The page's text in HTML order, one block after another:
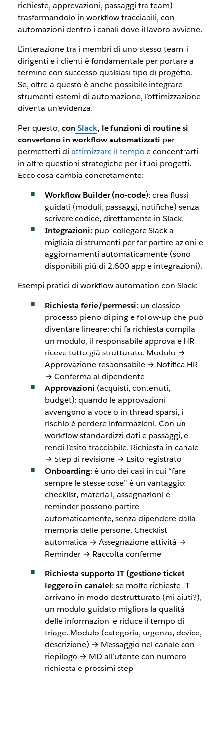
richieste, approvazioni, passaggi tra team)
trasformandolo in workflow tracciabili, con
automazioni dentro i canali dove il lavoro avviene.
L’interazione tra i membri di uno stesso team, i
dirigenti e i clienti è fondamentale per portare a
termine con successo qualsiasi tipo di progetto.
Se, oltre a questo è anche possibile integrare
strumenti esterni di automazione, l’ottimizzazione
diventa un’evidenza.
Per questo, con Slack, le funzioni di routine si
convertono in workflow automatizzati per
permetterti di ottimizzare il tempo e concentrarti
in altre questioni strategiche per i tuoi progetti.
Ecco cosa cambia concretamente:
Workflow Builder (no-code): crea flussi
guidati (moduli, passaggi, notifiche) senza
scrivere codice, direttamente in Slack.
Integrazioni: puoi collegare Slack a
migliaia di strumenti per far partire azioni e
aggiornamenti automaticamente (sono
disponibili più di 2.600 app e integrazioni).
Esempi pratici di workflow automation con Slack:
Richiesta ferie/permessi: un classico
processo pieno di ping e follow-up che può
diventare lineare: chi fa richiesta compila
un modulo, il responsabile approva e HR
riceve tutto già strutturato. Modulo →
Approvazione responsabile → Notifica HR
→ Conferma al dipendente
Approvazioni (acquisti, contenuti,
budget): quando le approvazioni
avvengono a voceo in thread sparsi, il
rischio è perdere informazioni. Con un
workflow standardizzi dati e passaggi, e
rendi l’esito tracciabile. Richiesta in canale
→ Step di revisione → Esito registrato
Onboarding: è uno dei casi in cui “fare
sempre le stesse cose” è un vantaggio:
checklist, materiali, assegnazioni e
reminder possono partire
automaticamente, senza dipendere dalla
memoria delle persone. Checklist
automatica → Assegnazione attività →
Reminder → Raccolta conferme
Richiesta supporto IT (gestione ticket
leggero in canale): se molte richieste IT
arrivano in modo destrutturato (mi aiuti?),
un modulo guidato migliora la qualità
delle informazioni e riduce il tempo di
triage. Modulo (categoria, urgenza, device,
descrizione) → Messaggio nel canale con
riepilogo → MD all’utente con numero
richiesta e prossimi step